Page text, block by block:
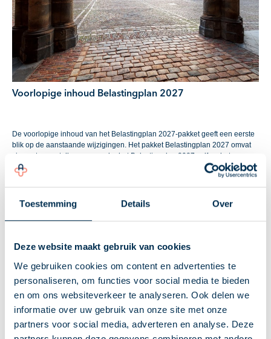
Toestemming Details Over
Deze website maakt gebruik van cookies
We gebruiken cookies om content en advertenties te
personaliseren, om functies voor social media te bieden
en om ons websiteverkeer te analyseren. Ook delen we
informatie over uw gebruik van onze site met onze
partners voor social media, adverteren en analyse. Deze
Voorlopige inhoud Belastingplan 2027
De voorlopige inhoud van het Belastingplan 2027-pakket geeft een eerste
blik op de aanstaande wijzigingen. Het pakket Belastingplan 2027 omvat
vier wetsvoorstellen, waaronder het Belastingplan 2027 zelf en het
wetsvoorstel Overige Fiscale Maatregelen 2027, dat technische
aanpassingen bevat zonder budgettaire gevolgen. Daarnaast zijn er
wetsvoorstellen voor veiligehavenregels Wet minimumbelasting 2024 en
fiscale stimulering van startups en scale-ups.
Overdrachtsbelasting en btw
duurzaam gaat wonen. Ook komt er een nieuwe vrijstelling in de
overdrachtsbelasting voor woningcorporaties die DAEB-woningen aan
elkaar overdragen. Het lage btw-tarief voor sierteeltproducten stijgt van 9%
naar het algemene btw-tarief van 21% per 1 januari 2028.
De aftrek van uitgaven voor specifieke zorgkosten wordt afgeschaft per
2028. De startersaftrek wordt per 1 januari 2027 verlaagd en per 1 januari
2028 volledig afgeschaft. De onbelaste reiskostenvergoeding stijgt met €